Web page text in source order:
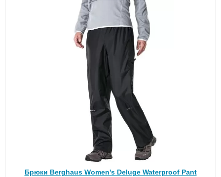
Брюки Berghaus Women's Deluge Waterproof Pant